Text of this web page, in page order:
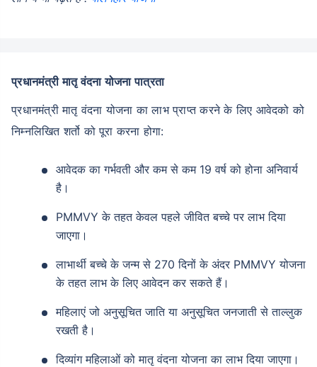
प्रधानमंत्री मातृ वंदना योजना पात्रता
प्रधानमंत्री मातृ वंदना योजना का लाभ प्राप्त करने के लिए आवेदको को
निम्नलिखित शर्तो को पूरा करना होगा:
आवेदक का गर्भवती और कम से कम 19 वर्ष को होना अनिवार्य
है।
PMMVY के तहत केवल पहले जीवित बच्चे पर लाभ दिया
जाएगा।
लाभार्थी बच्चे के जन्म से 270 दिनों के अंदर PMMVY योजना
के तहत लाभ के लिए आवेदन कर सकते हैं।
महिलाएं जो अनुसूचित जाति या अनुसूचित जनजाती से ताल्लुक
रखती है।
दिव्यांग महिलाओं को मातृ वंदना योजना का लाभ दिया जाएगा।